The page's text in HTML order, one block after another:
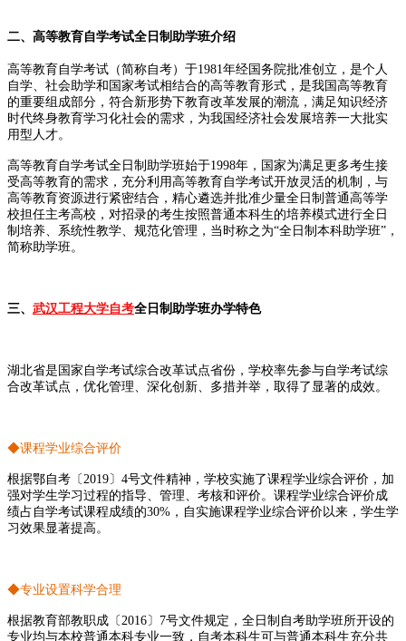
二、高等教育自学考试全日制助学班介绍
高等教育自学考试（简称自考）于1981年经国务院批准创立，是个人
自学、社会助学和国家考试相结合的高等教育形式，是我国高等教育
的重要组成部分，符合新形势下教育改革发展的潮流，满足知识经济
时代终身教育学习化社会的需求，为我国经济社会发展培养一大批实
用型人才。
高等教育自学考试全日制助学班始于1998年，国家为满足更多考生接
受高等教育的需求，充分利用高等教育自学考试开放灵活的机制，与
高等教育资源进行紧密结合，精心遴选并批准少量全日制普通高等学
校担任主考高校，对招录的考生按照普通本科生的培养模式进行全日
制培养、系统性教学、规范化管理，当时称之为“全日制本科助学班”，
简称助学班。
三、 武汉工程大学自考全日制助学班办学特色
湖北省是国家自学考试综合改革试点省份，学校率先参与自学考试综
合改革试点，优化管理、深化创新、多措并举，取得了显著的成效。
◆课程学业综合评价
根据鄂自考〔2019〕4号文件精神，学校实施了课程学业综合评价，加
强对学生学习过程的指导、管理、考核和评价。课程学业综合评价成
绩占自学考试课程成绩的30%，自实施课程学业综合评价以来，学生学
习效果显著提高。
◆专业设置科学合理
根据教育部教职成〔2016〕7号文件规定，全日制自考助学班所开设的
专业均与本校普通本科专业一致，自考本科生可与普通本科生充分共